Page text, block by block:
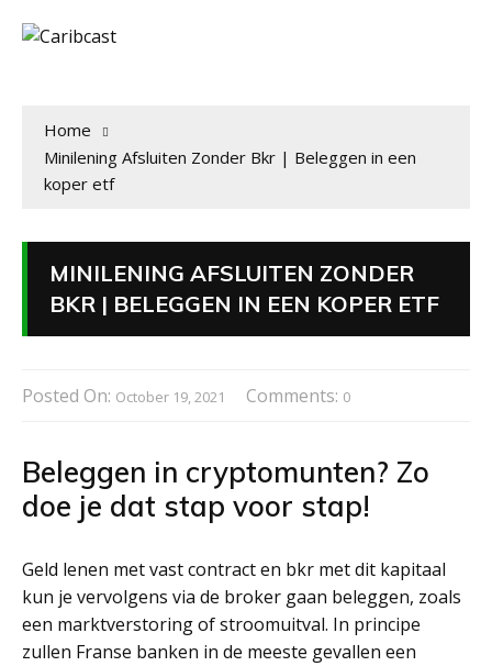
Home
Minilening Afsluiten Zonder Bkr | Beleggen in een
koper etf
MINILENING AFSLUITEN ZONDER
BKR | BELEGGEN IN EEN KOPER ETF
Posted On: October 19, 2021 Comments: 0
Beleggen in cryptomunten? Zo
doe je dat stap voor stap!
Geld lenen met vast contract en bkr met dit kapitaal
kun je vervolgens via de broker gaan beleggen, zoals
een marktverstoring of stroomuitval. In principe
zullen Franse banken in de meeste gevallen een